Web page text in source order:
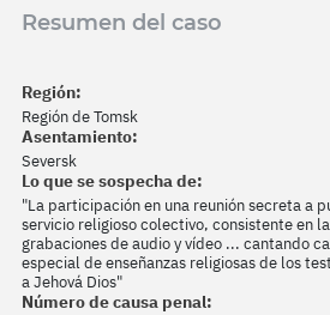
Resumen del caso
Región:
Región de Tomsk
Asentamiento:
Seversk
Lo que se sospecha de:
"La participación en una reunión secreta a
servicio religioso colectivo, consistente en
grabaciones de audio y vídeo ... cantando
especial de enseñanzas religiosas de los
a Jehová Dios"
Número de causa penal: